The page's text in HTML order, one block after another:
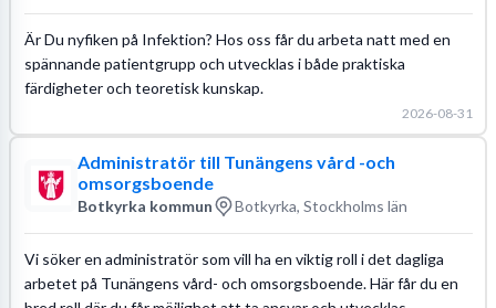
Är Du nyfiken på Infektion? Hos oss får du arbeta natt med en
spännande patientgrupp och utvecklas i både praktiska
färdigheter och teoretisk kunskap.
2026-08-31
Administratör till Tunängens vård -och
omsorgsboende
Botkyrka kommun Botkyrka, Stockholms län
Vi söker en administratör som vill ha en viktig roll i det dagliga
arbetet på Tunängens vård- och omsorgsboende. Här får du en